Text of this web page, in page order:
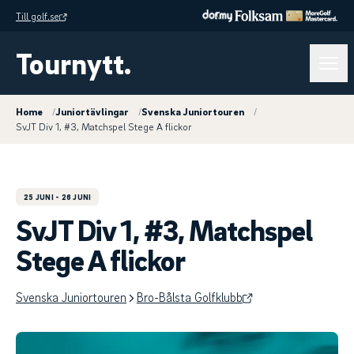
Till golf.se
Tournytt.
Home /Juniortävlingar /Svenska Juniortouren
/
SvJT Div 1, #3, Matchspel Stege A flickor
25 JUNI - 26 JUNI
SvJT Div 1, #3, Matchspel
Stege A flickor
Svenska Juniortouren Bro-Bålsta Golfklubb